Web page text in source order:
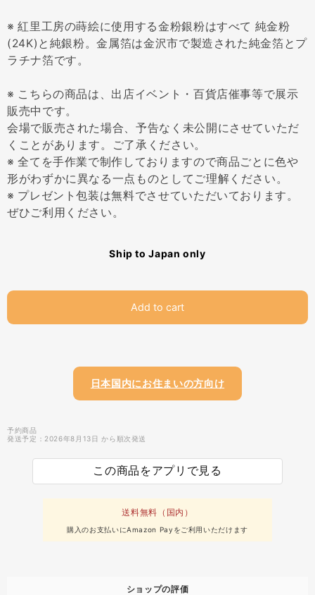
※ 紅里工房の蒔絵に使用する金粉銀粉はすべて 純金粉
(24K)と純銀粉。金属箔は金沢市で製造された純金箔とプ
ラチナ箔です。
※ こちらの商品は、出店イベント・百貨店催事等で展示
販売中です。
会場で販売された場合、予告なく未公開にさせていただ
くことがあります。ご了承ください。
※ 全てを手作業で制作しておりますので商品ごとに色や
形がわずかに異なる一点ものとしてご理解ください。
※ プレゼント包装は無料でさせていただいております。
ぜひご利用ください。
Ship to Japan only
Add to cart
日本国内にお住まいの方向け
予約商品
発送予定：2026年8月13日 から順次発送
この商品をアプリで見る
送料無料（国内）
購入のお支払いにAmazon Payをご利用いただけます
ショップの評価